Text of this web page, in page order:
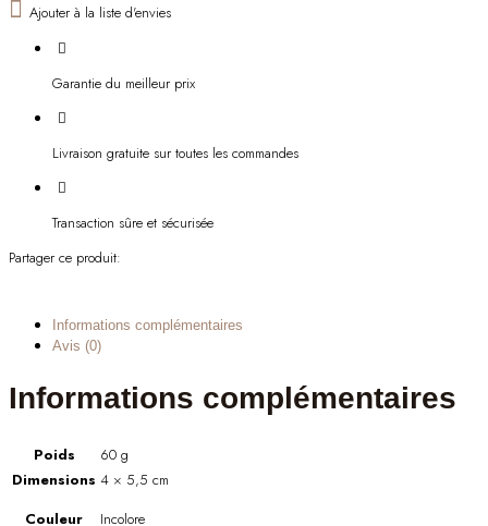
Ajouter à la liste d'envies
Garantie du meilleur prix
Livraison gratuite sur toutes les commandes
Transaction sûre et sécurisée
Partager ce produit:
Informations complémentaires
Avis (0)
Informations complémentaires
Poids
60 g
Dimensions 4 × 5,5 cm
Couleur
Incolore